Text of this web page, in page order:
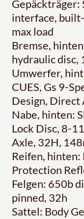
Gepäckträger:
interface,
max load
Bremse,
hydraulic disc,
Umwerfer,
CUES, Gs 9-
Design,
Nabe, hinten:
Lock Disc, 8-
Axle, 32H,
Reifen,
Protection
Felgen: 650b
pinned, 32h
Sattel: Body